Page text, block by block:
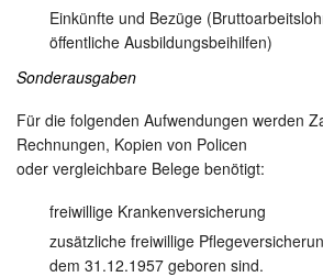
Einkünfte und Bezüge
öffentliche Ausbildungsbeihilfen)
Sonderausgaben
Für die folgenden Aufwendungen werden
Rechnungen, Kopien von Policen
oder vergleichbare Belege benötigt:
freiwillige Krankenversicherung
zusätzliche freiwillige
dem 31.12.1957 geboren sind.